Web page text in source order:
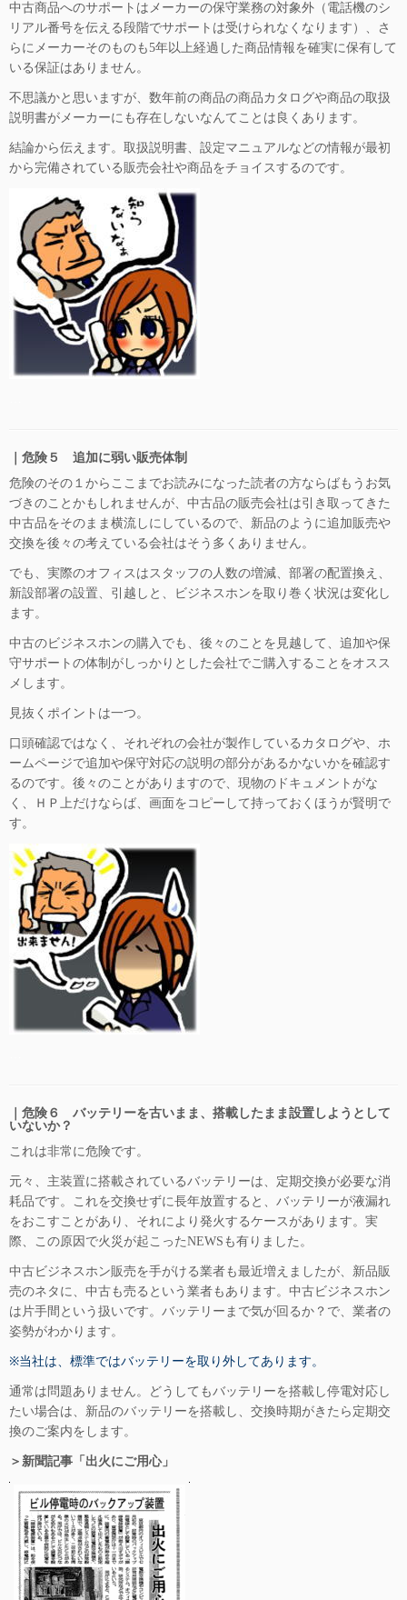
中古商品へのサポートはメーカーの保守業務の対象外（電話機のシ
リアル番号を伝える段階でサポートは受けられなくなります）、さ
らにメーカーそのものも5年以上経過した商品情報を確実に保有して
いる保証はありません。
不思議かと思いますが、数年前の商品の商品カタログや商品の取扱
説明書がメーカーにも存在しないなんてことは良くあります。
結論から伝えます。取扱説明書、設定マニュアルなどの情報が最初
から完備されている販売会社や商品をチョイスするのです。
｜危険５ 追加に弱い販売体制
危険のその１からここまでお読みになった読者の方ならばもうお気
づきのことかもしれませんが、中古品の販売会社は引き取ってきた
中古品をそのまま横流しにしているので、新品のように追加販売や
交換を後々の考えている会社はそう多くありません。
でも、実際のオフィスはスタッフの人数の増減、部署の配置換え、
新設部署の設置、引越しと、ビジネスホンを取り巻く状況は変化し
ます。
中古のビジネスホンの購入でも、後々のことを見越して、追加や保
守サポートの体制がしっかりとした会社でご購入することをオスス
メします。
見抜くポイントは一つ。
口頭確認ではなく、それぞれの会社が製作しているカタログや、ホ
ームページで追加や保守対応の説明の部分があるかないかを確認す
るのです。後々のことがありますので、現物のドキュメントがな
く、ＨＰ上だけならば、画面をコピーして持っておくほうが賢明で
す。
｜危険６ バッテリーを古いまま、搭載したまま設置しようとして
いないか？
これは非常に危険です。
元々、主装置に搭載されているバッテリーは、定期交換が必要な消
耗品です。これを交換せずに長年放置すると、バッテリーが液漏れ
をおこすことがあり、それにより発火するケースがあります。実
際、この原因で火災が起こったNEWSも有りました。
中古ビジネスホン販売を手がける業者も最近増えましたが、新品販
売のネタに、中古も売るという業者もあります。中古ビジネスホン
は片手間という扱いです。バッテリーまで気が回るか？で、業者の
姿勢がわかります。
※当社は、標準ではバッテリーを取り外してあります。
通常は問題ありません。どうしてもバッテリーを搭載し停電対応し
たい場合は、新品のバッテリーを搭載し、交換時期がきたら定期交
換のご案内をします。
＞新聞記事「出火にご用心」